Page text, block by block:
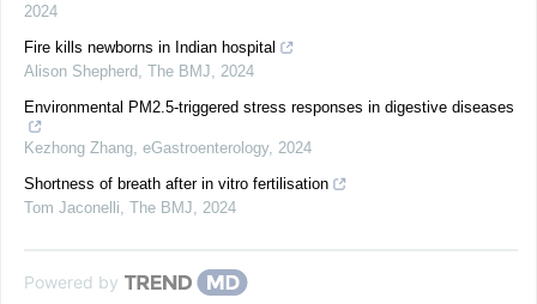
2024
Fire kills newborns in Indian hospital
Alison Shepherd
The BMJ
2024
Environmental PM2.5-triggered stress responses in digestive diseases
Kezhong Zhang eGastroenterology, 2024
Shortness of breath after in vitro fertilisation
Tom Jaconelli The BMJ 2024
Powered by